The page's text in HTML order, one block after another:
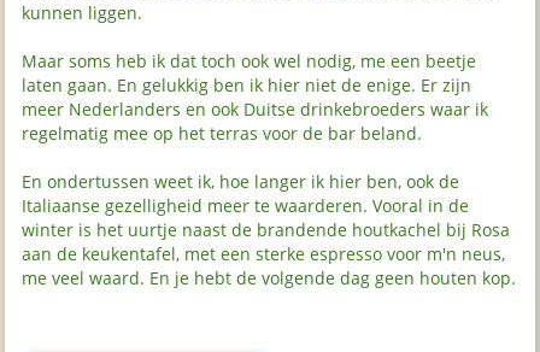
kunnen liggen.
Maar soms heb ik dat toch ook wel nodig, me een beetje
laten gaan. En gelukkig ben ik hier niet de enige. Er zijn
meer Nederlanders en ook Duitse drinkebroeders waar ik
regelmatig mee op het terras voor de bar beland.
En ondertussen weet ik, hoe langer ik hier ben, ook de
Italiaanse gezelligheid meer te waarderen. Vooral in de
winter is het uurtje naast de brandende houtkachel bij Rosa
aan de keukentafel, met een sterke espresso voor m'n neus,
me veel waard. En je hebt de volgende dag geen houten kop.